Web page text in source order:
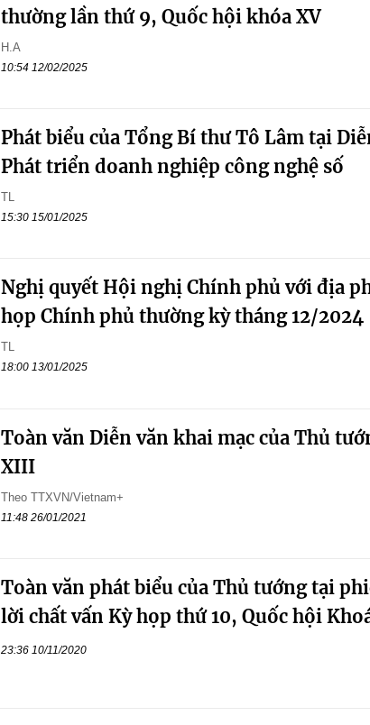
thường lần thứ 9, Quốc hội khóa XV
H.A
10:54 12/02/2025
Phát biểu của Tổng Bí thư Tô Lâm tại
Phát triển doanh nghiệp công nghệ số
TL
15:30 15/01/2025
Nghị quyết Hội nghị Chính phủ với địa
họp Chính phủ thường kỳ tháng 12/2024
TL
18:00 13/01/2025
Toàn văn Diễn văn khai mạc của Thủ
XIII
Theo TTXVN/Vietnam+
11:48 26/01/2021
Toàn văn phát biểu của Thủ tướng tại
lời chất vấn Kỳ họp thứ 10, Quốc hội
23:36 10/11/2020